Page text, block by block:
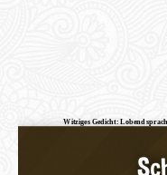
Witziges Gedicht: Lobend